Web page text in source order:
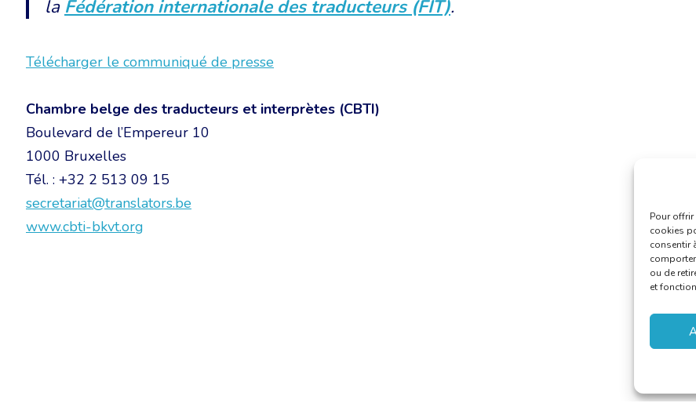
Pour
cookies
consentir
ou de
et
la Fédération internationale des traducteurs (FIT).
Télécharger le communiqué de presse
Chambre belge des traducteurs et interprètes (CBTI)
Boulevard de l’Empereur 10
1000 Bruxelles
Tél. : +32 2 513 09 15
secretariat@translators.be
www.cbti-bkvt.org